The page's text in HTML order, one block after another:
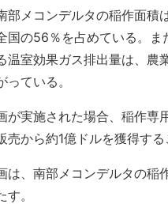
部メコンデルタの稲作面積
国の56％を占めている。
温室効果ガス排出量は、農
っている。
が実施された場合、稲作専
売から約1億ドルを獲得す
は、南部メコンデルタの稲
。